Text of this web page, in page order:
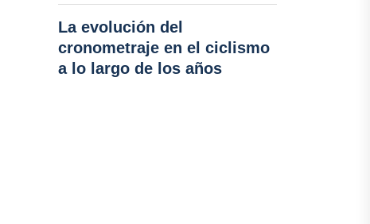
La evolución del
cronometraje en el ciclismo
a lo largo de los años